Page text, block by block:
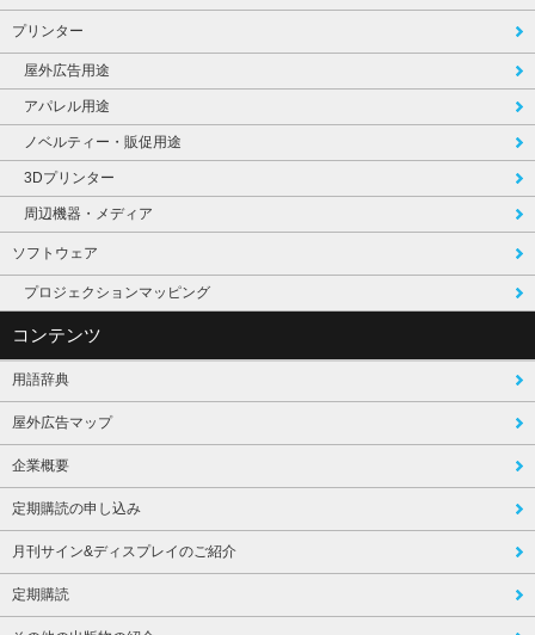
プリンター
屋外広告用途
アパレル用途
ノベルティー・販促用途
3Dプリンター
周辺機器・メディア
ソフトウェア
プロジェクションマッピング
コンテンツ
用語辞典
屋外広告マップ
企業概要
定期購読の申し込み
月刊サイン&ディスプレイのご紹介
定期購読